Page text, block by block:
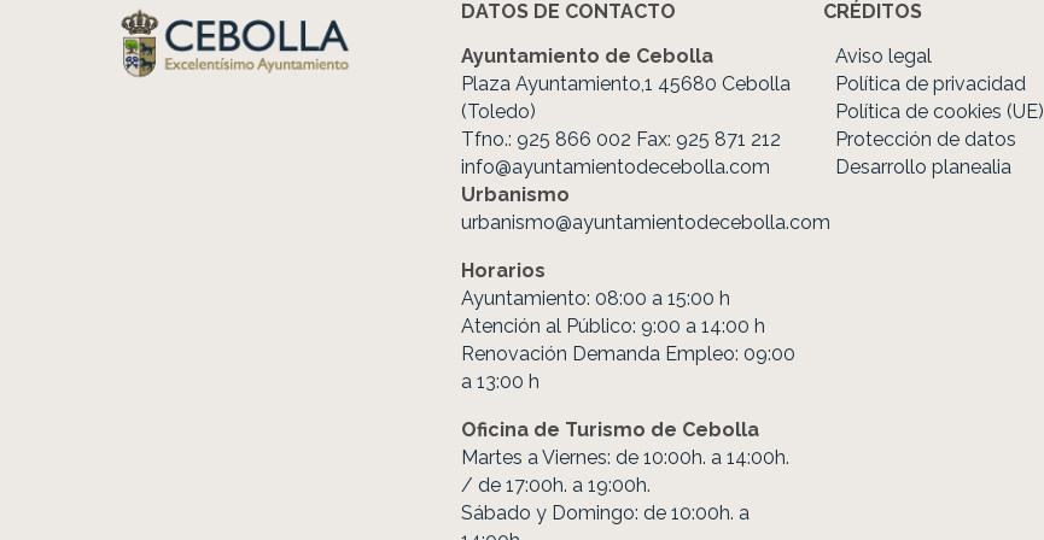
DATOS DE CONTACTO
Ayuntamiento de Cebolla
Plaza Ayuntamiento,1 45680 Cebolla
(Toledo)
Tfno.: 925 866 002 Fax: 925 871 212
info@ayuntamientodecebolla.com
Urbanismo
urbanismo@ayuntamientodecebolla.com
Horarios
Ayuntamiento: 08:00 a 15:00 h
Atención al Público: 9:00 a 14:00 h
Renovación Demanda Empleo: 09:00
a 13:00 h
Oficina de Turismo de Cebolla
Martes a Viernes: de 10:00h. a 14:00h.
/ de 17:00h. a 19:00h.
Sábado y Domingo: de 10:00h. a
CRÉDITOS
Aviso legal
Política de privacidad
Política de cookies (UE)
Protección de datos
Desarrollo planealia